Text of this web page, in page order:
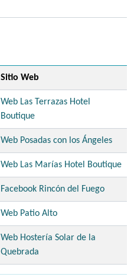
Sitio Web
Web Las Terrazas Hotel
Boutique
Web Posadas con los Ángeles
Web Las Marías Hotel Boutique
Facebook Rincón del Fuego
Web Patio Alto
Web Hostería Solar de la
Quebrada